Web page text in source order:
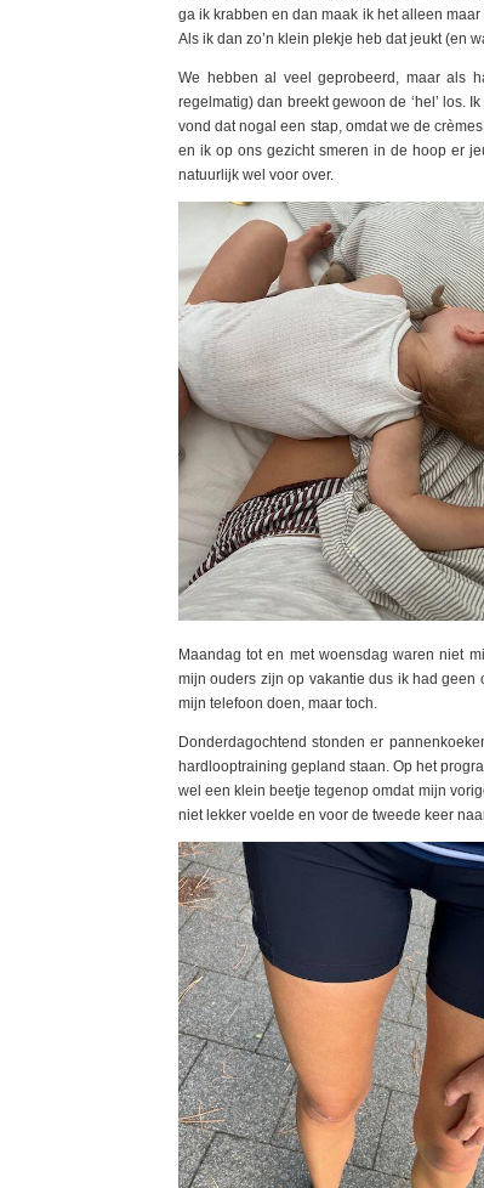
ga ik krabben en dan maak ik het alleen
Als ik dan zo’n klein plekje heb dat jeukt (en
We hebben al veel geprobeerd, maar als
regelmatig) dan breekt gewoon de ‘hel’ los.
vond dat nogal een stap, omdat we de
en ik op ons gezicht smeren in de hoop er
natuurlijk wel voor over.
Maandag tot en met woensdag waren niet
mijn ouders zijn op vakantie dus ik had
mijn telefoon doen, maar toch.
Donderdagochtend stonden er
hardlooptraining gepland staan. Op het
wel een klein beetje tegenop omdat mijn
niet lekker voelde en voor de tweede keer